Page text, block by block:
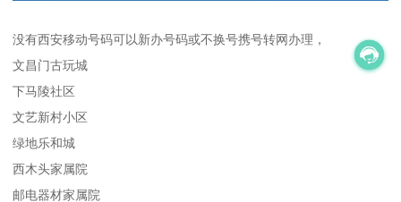
没有西安移动号码可以新办号码或不换号携号转网办理，
文昌门古玩城
下马陵社区
文艺新村小区
绿地乐和城
西木头家属院
邮电器材家属院